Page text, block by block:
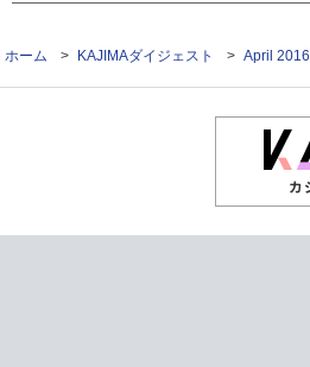
ホーム > KAJIMAダイジェスト > April
カ